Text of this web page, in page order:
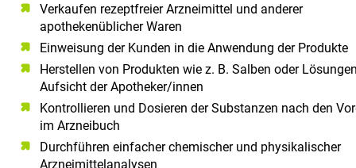
Verkaufen rezeptfreier Arzneimittel und anderer
apothekenüblicher Waren
Einweisung der Kunden in die Anwendung der Produkte
Herstellen von Produkten wie z. B. Salben oder
Aufsicht der Apotheker/innen
Kontrollieren und Dosieren der Substanzen nach den
im Arzneibuch
Durchführen einfacher chemischer und physikalischer
Arzneimittelanalysen